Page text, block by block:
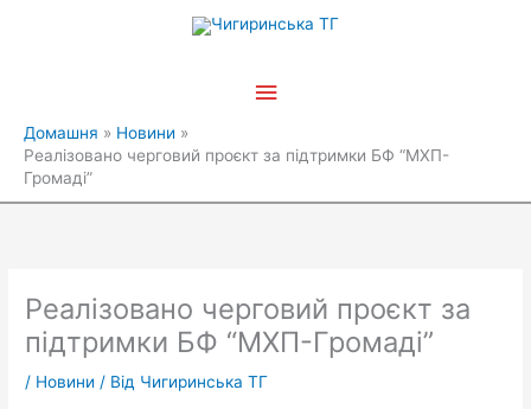
Головне
Домашня
Новини
Реалізовано черговий проєкт за підтримки БФ “МХП-
Громаді”
Реалізовано черговий проєкт за
підтримки БФ “МХП-Громаді”
/ Новини / Від Чигиринська ТГ